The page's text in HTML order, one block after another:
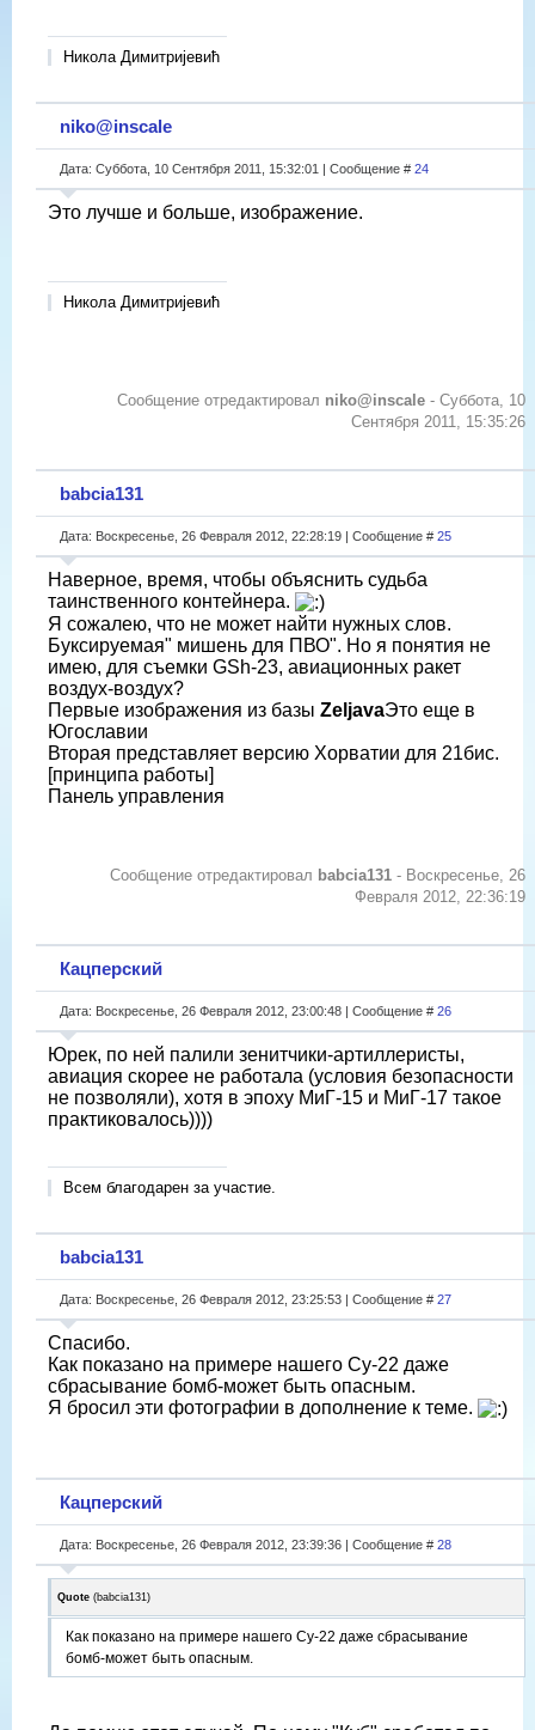
Никола Димитријевић
niko@inscale
Дата: Суббота, 10 Сентября 2011, 15:32:01 | Сообщение # 24
Это лучше и больше, изображение.
Никола Димитријевић
Сообщение отредактировал niko@inscale - Суббота, 10
Сентября 2011, 15:35:26
babcia131
Дата: Воскресенье, 26 Февраля 2012, 22:28:19 | Сообщение # 25
Наверное, время, чтобы объяснить судьба
таинственного контейнера.
Я сожалею, что не может найти нужных слов.
Буксируемая" мишень для ПВО". Но я понятия не
имею, для съемки GSh-23, авиационных ракет
воздух-воздух?
Первые изображения из базы ZeljavaЭто еще в
Югославии
Вторая представляет версию Хорватии для 21бис.
[принципа работы]
Панель управления
Сообщение отредактировал babcia131 - Воскресенье, 26
Февраля 2012, 22:36:19
Кацперский
Дата: Воскресенье, 26 Февраля 2012, 23:00:48 | Сообщение # 26
Юрек, по ней палили зенитчики-артиллеристы,
авиация скорее не работала (условия безопасности
не позволяли), хотя в эпоху МиГ-15 и МиГ-17 такое
практиковалось))))
Всем благодарен за участие.
babcia131
Дата: Воскресенье, 26 Февраля 2012, 23:25:53 | Сообщение # 27
Спасибо.
Как показано на примере нашего Су-22 даже
сбрасывание бомб-может быть опасным.
Я бросил эти фотографии в дополнение к теме.
Кацперский
Дата: Воскресенье, 26 Февраля 2012, 23:39:36 | Сообщение # 28
Quote (babcia131 )
Как показано на примере нашего Су-22 даже сбрасывание
бомб-может быть опасным.